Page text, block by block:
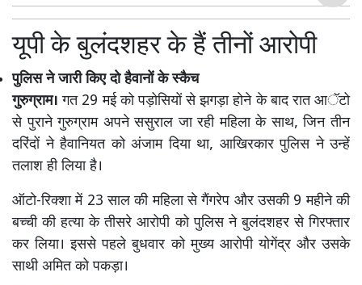
यूपी के बुलंदशहर के हैं तीनों आरोपी
पुलिस ने जारी किए दो हैवानों के स्कैच
गुरुग्राम। गत 29 मई को पड़ोसियों से झगड़ा होने के बाद रात आॅटो
से पुराने गुरुग्राम अपने ससुराल जा रही महिला के साथ, जिन तीन
दरिंदों ने हैवानियत को अंजाम दिया था, आखिरकार पुलिस ने उन्हें
तलाश ही लिया है।
ऑटो-रिक्शा में 23 साल की महिला से गैंगरेप और उसकी 9 महीने की
बच्ची की हत्या के तीसरे आरोपी को पुलिस ने बुलंदशहर से गिरफ्तार
कर लिया। इससे पहले बुधवार को मुख्य आरोपी योगेंद्र और उसके
साथी अमित को पकड़ा।